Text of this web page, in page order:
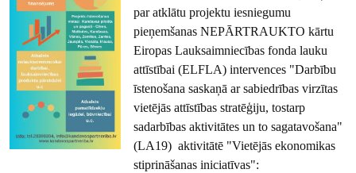
par atklātu projektu iesniegumu
pieņemšanas NEPĀRTRAUKTO kārtu
Eiropas Lauksaimniecības fonda lauku
attīstībai (ELFLA) intervences "Darbību
īstenošana saskaņā ar sabiedrības virzītas
vietējās attīstības stratēģiju, tostarp
sadarbības aktivitātes un to sagatavošana"
(LA19) aktivitātē "Vietējās ekonomikas
stiprināšanas iniciatīvas":